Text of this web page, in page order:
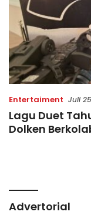
Entertaiment Juli
Lagu Duet
Dolken
Advertorial